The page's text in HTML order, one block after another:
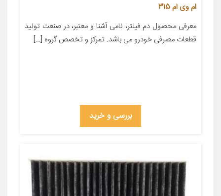
ام وی ام 315
معرفی محصول دم فیلتر، نامی آشنا و معتبر، در صنعت تولید
قطعات مصرفی خودرو می باشد. تمرکز و تخصص گروه […]
بررسی و خرید